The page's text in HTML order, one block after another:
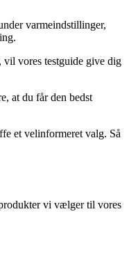
varmeindstillinger,
vil vores testguide give dig
at du får den bedst
et velinformeret valg. Så
vi vælger til vores